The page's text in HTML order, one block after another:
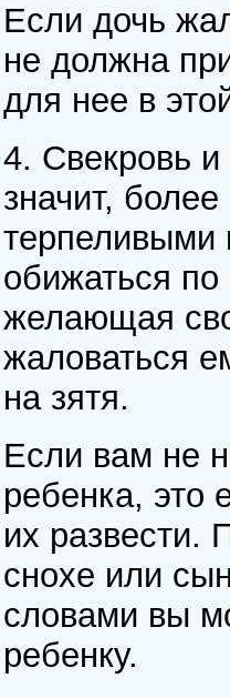
Если дочь
не должна
для нее в
4. Свекровь
значит,
обижаться
желающая
жаловаться
на зятя.
Если вам не
ребенка, это
их развести.
снохе или
словами вы
ребенку.